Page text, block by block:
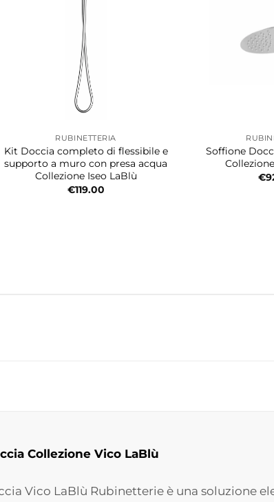
RUBINETTERIA
Kit Doccia completo di flessibile e
supporto a muro con presa acqua
Collezione Iseo LaBlù
€119.00
Soffione
€
Collezione Vico LaBlù
Vico LaBlù Rubinetterie è una soluzione